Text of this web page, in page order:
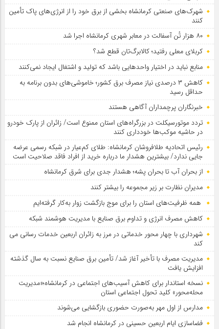
شهرک‌های صنعتی کرمانشاه بخشی از برق خود را از انرژی‌های پاک تأمین
کنند
۸۰ هزار تُن آسفالت در معابر شهری کرمانشاه اجرا شد
کربلای معلی رفتید؛ کالابرگ‌تان قطع شد؟
منابع نباید در اختیار واحدهایی باشد که تولید و اشتغال ایجاد نمی‌کنند
کاهش ۳ درصدی نیاز مصرف برق کشور؛ خاموشی‌های بدون برنامه به
حداقل رسید
خبرنگاران پرچمداران آگاهی هستند
تردد موتورسیکلت در بزرگراه‌های استان ممنوع است/ زائران از پارک خودرو
در حاشیه موکب‌ها خودداری کنند
رئیس اتحادیه طلافروشان کرمانشاه: طلای کم‌عیار در شبکه رسمی عرضه
جایی ندارد/ بیشترین هشدار ما درباره خرید از افراد فاقد صلاحیت است
از بحران آب تا بحران پشه؛ هشدار جدی برای شرق کرمانشاه
مدیران نظارت بر زیر مجموعه را بیشتر کنند
همه ظرفیت‌های استان را برای موج بازگشت زوار به‌کار گرفته‌ایم
کاهش مصرف انرژی و تداوم برق صنایع با مدیریت هوشمند شبکه
شهرداری با چهار محور خدماتی در مرز به زائران اربعین خدمات رسانی می
کند
مدیریت مصرف با تأخیر آغاز شد/ تأمین برق صنایع نسبت به سال گذشته
افزایش یافت
نسخه استاندار برای کاهش آسیب‌های اجتماعی در کرمانشاه؛«مدیریت
محله‌محور» کلید تحول اجتماعی استان
مدارس از اول مهر به‌صورت حضوری بازگشایی می‌شوند
فضاسازی ایام اربعین حسینی در کرمانشاه انجام شد